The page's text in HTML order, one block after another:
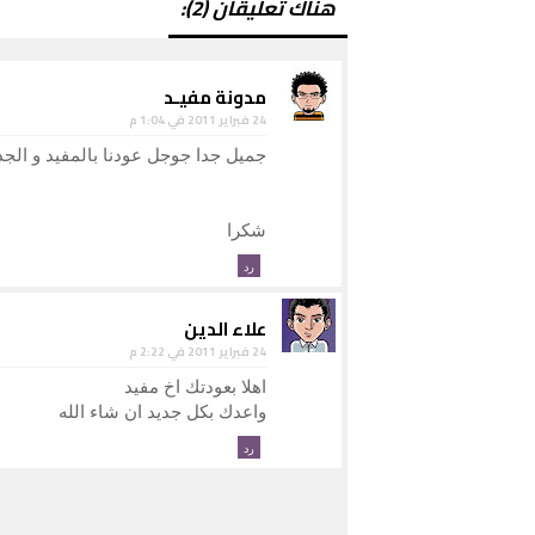
هناك تعليقان (2):
مدونة مفيـد
24 فبراير 2011 في 1:04 م
جميل جدا جوجل عودنا بالمفيد و
شكرا
رد
علاء الدين
24 فبراير 2011 في 2:22 م
اهلا بعودتك اخ مفيد
واعدك بكل جديد ان شاء الله
رد